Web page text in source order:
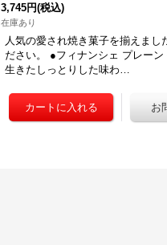
3,745円(税込)
在庫あり
人気の愛され焼き菓子を揃えまし
ださい。 ●フィナンシェ プレー
生きたしっとりした味わ…